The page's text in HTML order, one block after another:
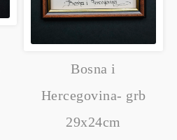
Bosna i
Hercegovina- grb
29x24cm